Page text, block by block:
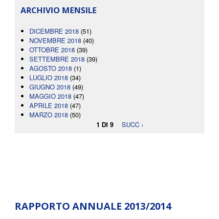
ARCHIVIO MENSILE
DICEMBRE 2018 (51)
NOVEMBRE 2018 (40)
OTTOBRE 2018 (39)
SETTEMBRE 2018 (39)
AGOSTO 2018 (1)
LUGLIO 2018 (34)
GIUGNO 2018 (49)
MAGGIO 2018 (47)
APRILE 2018 (47)
MARZO 2018 (50)
1 DI 9
SUCC ›
RAPPORTO ANNUALE 2013/2014